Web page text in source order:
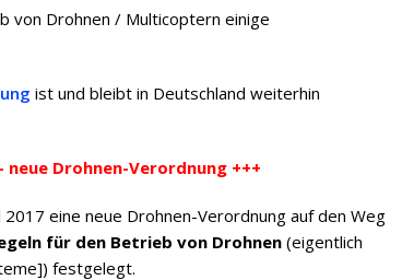
von Drohnen / Multicoptern einige
ist und bleibt in Deutschland weiterhin
neue Drohnen-Verordnung +++
eine neue Drohnen-Verordnung auf den Weg
für den Betrieb von Drohnen (eigentlich
festgelegt.